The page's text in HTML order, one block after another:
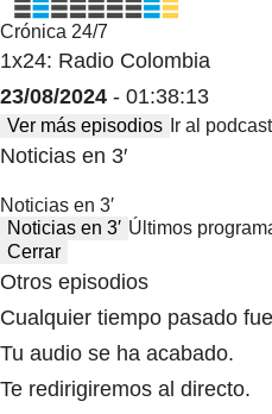
Crónica 24/7
1x24: Radio Colombia
23/08/2024 - 01:38:13
Ver más episodios Ir al podcast
Noticias en 3′
Noticias en 3′
Noticias en 3′ Últimos
Cerrar
Otros episodios
Cualquier tiempo pasado
Tu audio se ha acabado.
Te redirigiremos al directo.